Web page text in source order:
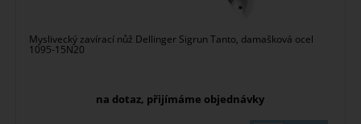
Myslivecký zavírací nůž Dellinger Sigrun Tanto, damašková ocel
1095-15N20
na dotaz, přijímáme objednávky